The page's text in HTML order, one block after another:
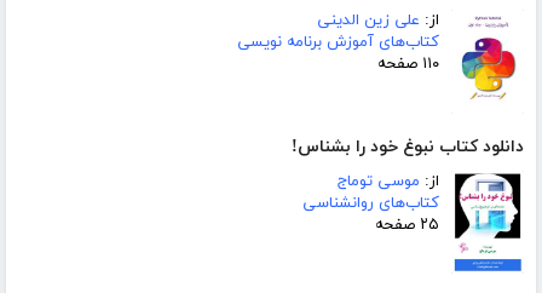
از: علی زین الدینی
کتاب‌های آموزش برنامه نویسی
۱۱۰ صفحه
دانلود کتاب نبوغ خود را بشناس!
از: موسی توماج
کتاب‌های روانشناسی
۲۵ صفحه